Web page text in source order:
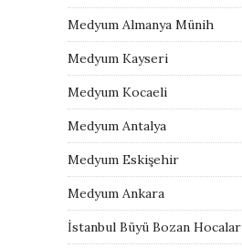
Medyum Almanya Münih
Medyum Kayseri
Medyum Kocaeli
Medyum Antalya
Medyum Eskişehir
Medyum Ankara
İstanbul Büyü Bozan Hocalar